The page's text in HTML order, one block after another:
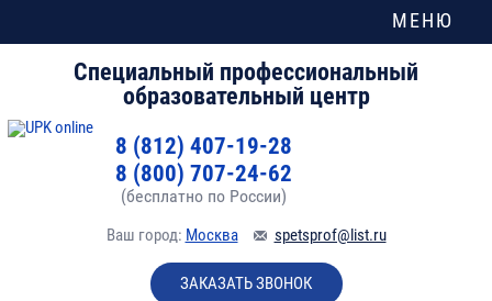
Специальный профессиональный
образовательный центр
8 (812) 407-19-28
8 (800) 707-24-62
(бесплатно по России)
Ваш город: Москва spetsprof@list.ru
ЗАКАЗАТЬ ЗВОНОК
МЕНЮ